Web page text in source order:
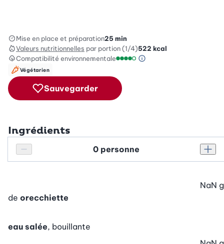
Mise en place et préparation25 min
Valeurs nutritionnelles par portion (1/4)522 kcal
Compatibilité environnementale
Information sur
Végétarien
Sauvegarder
Ingrédients
Réduire le nombre de personnes
Personnes
de orecchiette
NaN g
eau salée, bouillante